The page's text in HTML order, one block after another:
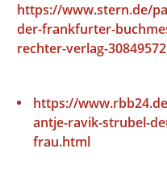
https://www.stern.de/
der-frankfurter-
rechter-verlag-
https://
antje-ravik-strubel-
frau.html